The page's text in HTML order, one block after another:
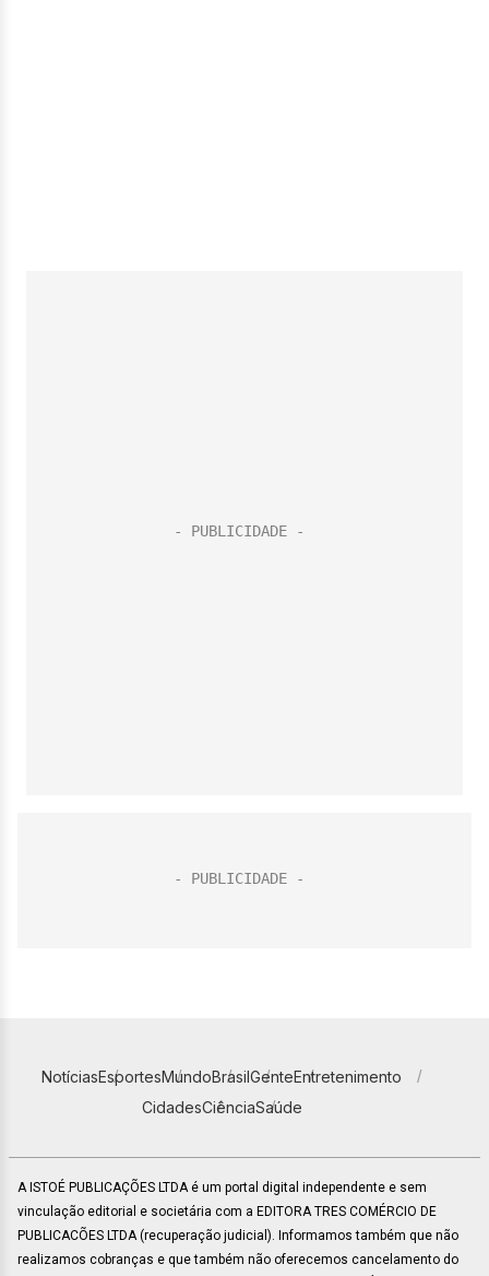
NotíciasEsportesMundoBrasilGenteEntretenimento
CidadesCiênciaSaúde
A ISTOÉ PUBLICAÇÕES LTDA é um portal digital independente e sem
vinculação editorial e societária com a EDITORA TRES COMÉRCIO DE
PUBLICACÕES LTDA (recuperação judicial). Informamos também que não
realizamos cobranças e que também não oferecemos cancelamento do